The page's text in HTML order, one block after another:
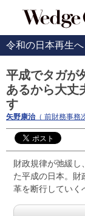
令和の日本再生
平成でタガが
あるから大丈
す
矢野康治（ 前財務事務
財政規律が弛緩し
た平成の日本。財
革を断行していく